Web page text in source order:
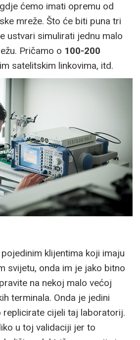
ćemo imati opremu od
mreže. Što će biti puna tri
ustvari simulirati jednu malo
Pričamo o 100-200
satelitskim linkovima, itd.
klijentima koji imaju
svijetu, onda im je jako bitno
na nekoj malo većoj
terminala. Onda je jedini
replicirate cijeli taj laboratorij.
u toj validaciji jer to